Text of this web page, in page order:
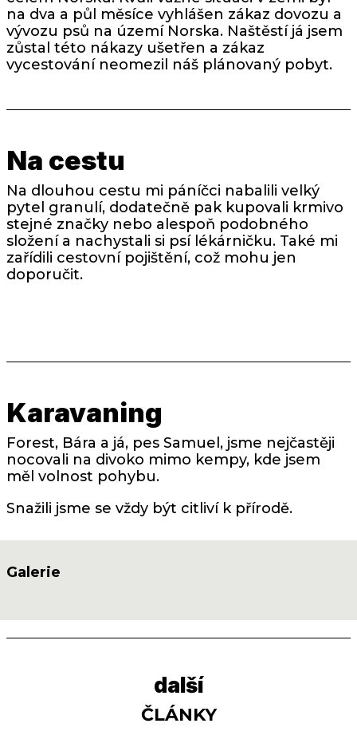
na dva a půl měsíce vyhlášen zákaz dovozu a
vývozu psů na území Norska. Naštěstí já jsem
zůstal této nákazy ušetřen a zákaz
vycestování neomezil náš plánovaný pobyt.
Na cestu
Na dlouhou cestu mi páníčci nabalili velký
pytel granulí, dodatečně pak kupovali krmivo
stejné značky nebo alespoň podobného
složení a nachystali si psí lékárničku. Také mi
zařídili cestovní pojištění, což mohu jen
doporučit.
Karavaning
Forest, Bára a já, pes Samuel, jsme nejčastěji
nocovali na divoko mimo kempy, kde jsem
měl volnost pohybu.
Snažili jsme se vždy být citliví k přírodě.
Galerie
další
ČLÁNKY